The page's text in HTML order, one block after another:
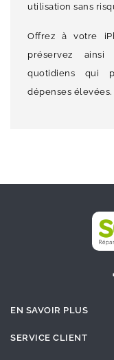
utilisation sans
Offrez à votre
préservez
quotidiens qui
dépenses élevées.
EN SAVOIR PLUS
SERVICE CLIENT